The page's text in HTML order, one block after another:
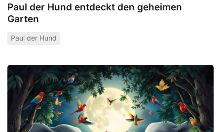
Paul der Hund entdeckt den geheimen
Garten
Paul der Hund